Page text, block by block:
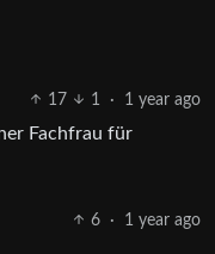
17 1 · 1 year ago
Fachfrau für
6 · 1 year ago